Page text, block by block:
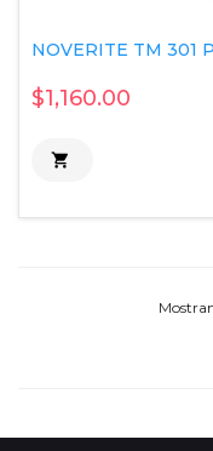
NOVERITE TM 301
$1,160.00
